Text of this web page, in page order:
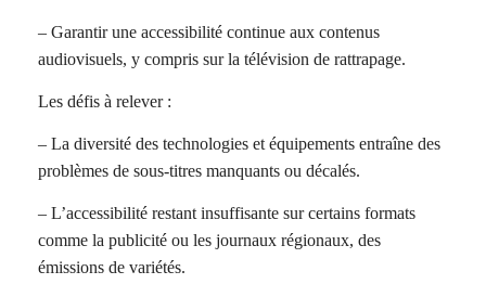
– Garantir une accessibilité continue aux contenus
audiovisuels, y compris sur la télévision de rattrapage.
Les défis à relever :
– La diversité des technologies et équipements entraîne des
problèmes de sous-titres manquants ou décalés.
– L’accessibilité restant insuffisante sur certains formats
comme la publicité ou les journaux régionaux, des
émissions de variétés.